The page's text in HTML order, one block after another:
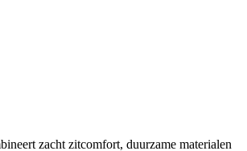
zacht zitcomfort, duurzame materialen